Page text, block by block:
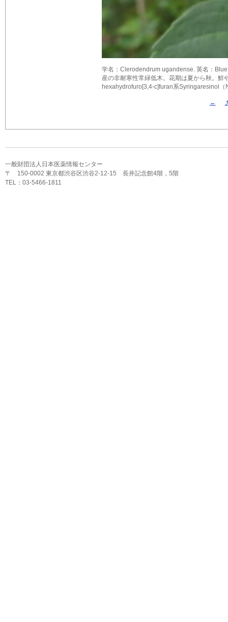
学名：Clerodendrum ugandense. 英名：
産の非耐寒性常緑低木。花期は夏から秋。
hexahydrofuro[3,4-c]furan系Syringaresinol
←
一般財団法人日本医薬情報センター
〒 150-0002 東京都渋谷区渋谷2-12-15 長井記念館4階，5階
TEL：03-5466-1811